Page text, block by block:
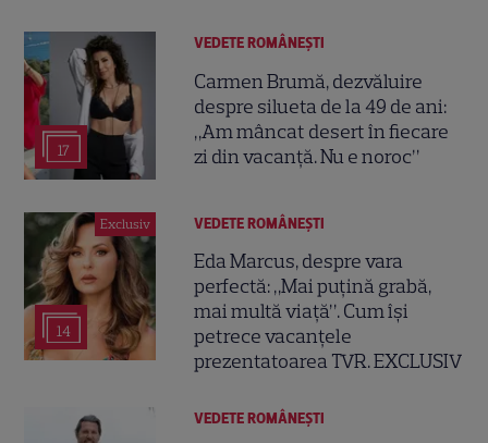
17
VEDETE ROMÂNEŞTI
Carmen Brumă, dezvăluire
despre silueta de la 49 de ani:
„Am mâncat desert în fiecare
zi din vacanță. Nu e noroc”
Exclusiv
14
VEDETE ROMÂNEŞTI
Eda Marcus, despre vara
perfectă: „Mai puțină grabă,
mai multă viață”. Cum își
petrece vacanțele
prezentatoarea TVR. EXCLUSIV
VEDETE ROMÂNEŞTI